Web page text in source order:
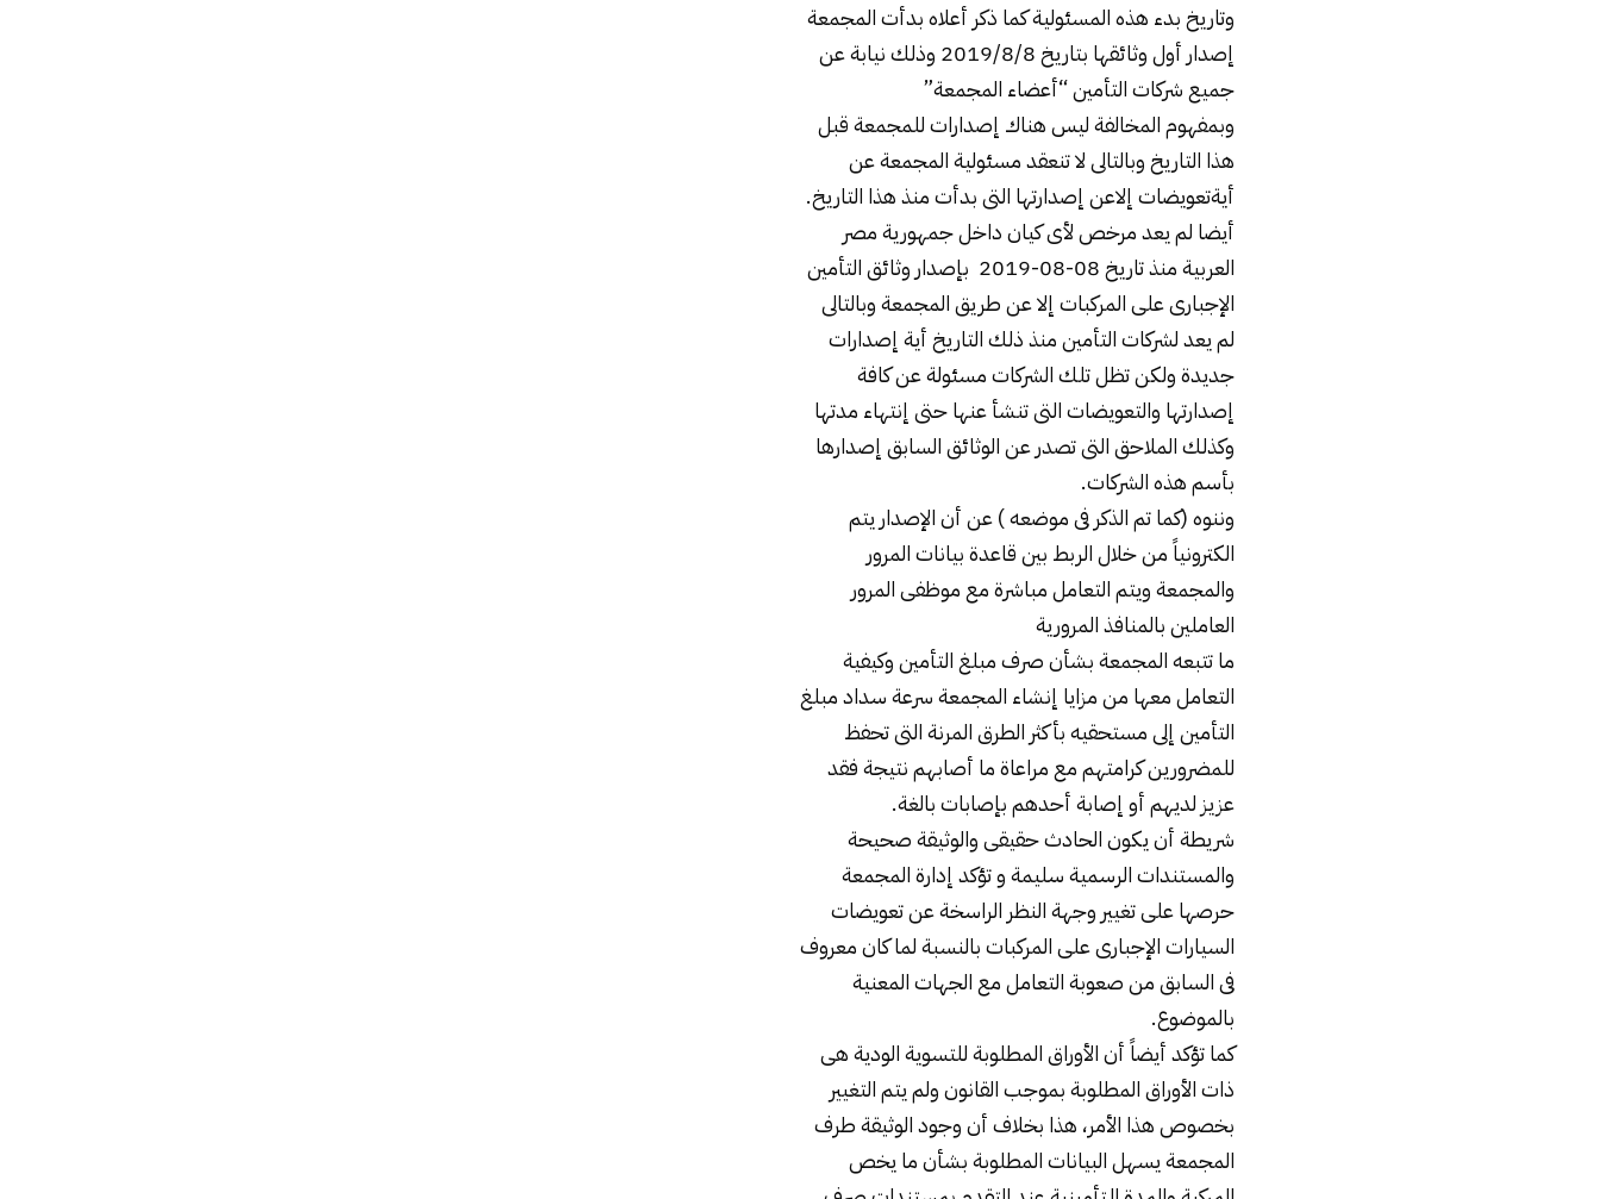
وتاريخ بدء هذه المسئولية كما ذكر أعلاه بدأت المجمعة
إصدار أول وثائقها بتاريخ 2019/8/8 وذلك نيابة عن
جميع شركات التأمين “أعضاء المجمعة”
وبمفهوم المخالفة ليس هناك إصدارات للمجمعة قبل
هذا التاريخ وبالتالى لا تنعقد مسئولية المجمعة عن
أيةتعويضات إلاعن إصدارتها التى بدأت منذ هذا التاريخ.
أيضا لم يعد مرخص لأى كيان داخل جمهورية مصر
العربية منذ تاريخ 08-08-2019 بإصدار وثائق التأمين
الإجبارى على المركبات إلا عن طريق المجمعة وبالتالى
لم يعد لشركات التأمين منذ ذلك التاريخ أية إصدارات
جديدة ولكن تظل تلك الشركات مسئولة عن كافة
إصدارتها والتعويضات التى تنشأ عنها حتى إنتهاء مدتها
وكذلك الملاحق التى تصدر عن الوثائق السابق إصدارها
بأسم هذه الشركات.
وننوه (كما تم الذكر فى موضعه ) عن أن الإصدار يتم
الكترونياً من خلال الربط بين قاعدة بيانات المرور
والمجمعة ويتم التعامل مباشرة مع موظفى المرور
العاملين بالمنافذ المرورية
ما تتبعه المجمعة بشأن صرف مبلغ التأمين وكيفية
التعامل معها من مزايا إنشاء المجمعة سرعة سداد مبلغ
التأمين إلى مستحقيه بأكثر الطرق المرنة التى تحفظ
للمضرورين كرامتهم مع مراعاة ما أصابهم نتيجة فقد
عزيز لديهم أو إصابة أحدهم بإصابات بالغة.
شريطة أن يكون الحادث حقيقى والوثيقة صحيحة
والمستندات الرسمية سليمة و تؤكد إدارة المجمعة
حرصها على تغيير وجهة النظر الراسخة عن تعويضات
السيارات الإجبارى على المركبات بالنسبة لما كان معروف
فى السابق من صعوبة التعامل مع الجهات المعنية
بالموضوع.
كما تؤكد أيضاً أن الأوراق المطلوبة للتسوية الودية هى
ذات الأوراق المطلوبة بموجب القانون ولم يتم التغيير
بخصوص هذا الأمر، هذا بخلاف أن وجود الوثيقة طرف
المجمعة يسهل البيانات المطلوبة بشأن ما يخص